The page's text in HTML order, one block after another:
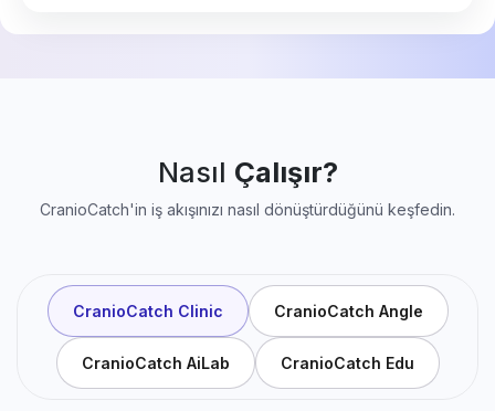
Nasıl Çalışır?
CranioCatch'in iş akışınızı nasıl dönüştürdüğünü keşfedin.
CranioCatch Clinic CranioCatch Angle
CranioCatch AiLab CranioCatch Edu